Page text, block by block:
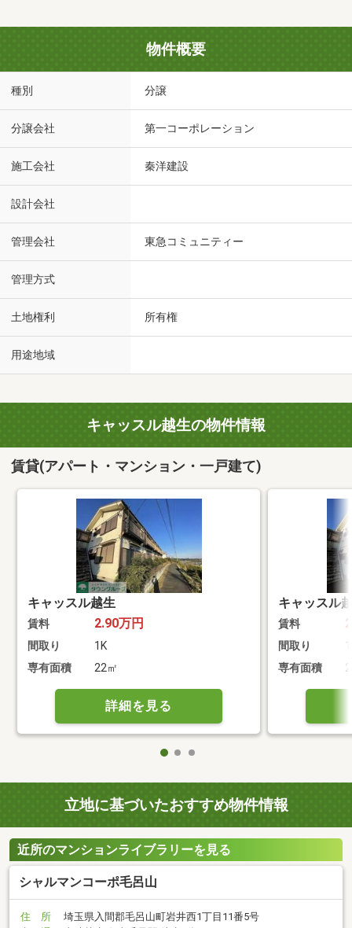
物件概要
種別 分譲
分譲会社 第一コーポレーション
施工会社 秦洋建設
設計会社
管理会社 東急コミュニティー
管理方式
土地権利 所有権
用途地域
キャッスル越生の物件情報
賃貸(アパート・マンション・一戸建て)
キャッスル越生
賃料 2.90万円
間取り
1K
専有面積
22㎡
詳細を見る
キャッスル
賃料
間取り
専有面積
立地に基づいたおすすめ物件情報
近所のマンションライブラリーを見る
シャルマンコーポ毛呂山
住 所
埼玉県入間郡毛呂山町岩井西1丁目11番5号